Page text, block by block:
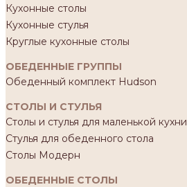
Кухонные столы
Кухонные стулья
Круглые кухонные столы
ОБЕДЕННЫЕ ГРУППЫ
Обеденный комплект Hudson
СТОЛЫ И СТУЛЬЯ
Столы и стулья для маленькой кухни
Стулья для обеденного стола
Столы Модерн
ОБЕДЕННЫЕ СТОЛЫ